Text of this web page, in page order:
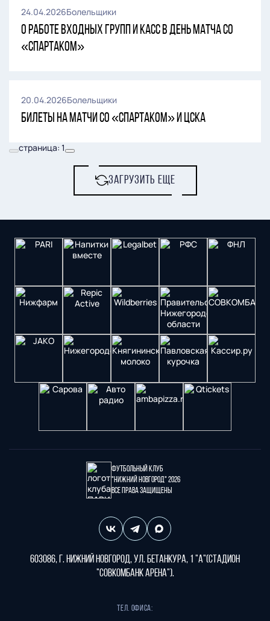
24.04.2026Болельщики
О работе входных групп и касс в день матча со
«Спартаком»
20.04.2026Болельщики
Билеты на матчи со «Спартаком» и ЦСКА
страница: 1
ЗАГРУЗИТЬ ЕЩЕ
Футбольный клуб
"Нижний Новгород" 2026
Все права защищены
603086, г. Нижний Новгород, ул. Бетанкура, 1 "А"(стадион
"СОВКОМБАНК АРЕНА").
Тел. офиса: